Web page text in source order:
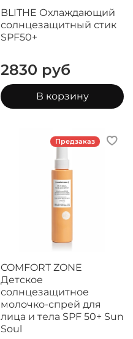
BLITHE Охлаждающий
солнцезащитный стик
SPF50+
2830 руб
В корзину
Предзаказ
COMFORT ZONE
Детское
солнцезащитное
молочко-спрей для
лица и тела SPF 50+ Sun
Soul